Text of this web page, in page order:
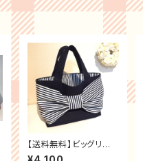
【送料無料】ビッグリボ
ンバッグ ダークネイビ